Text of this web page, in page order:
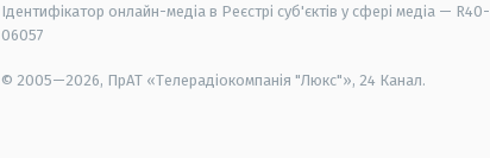
Ідентифікатор онлайн-медіа в Реєстрі суб'єктів у сфері медіа — R40-
06057
© 2005—2026, ПрАТ «Телерадіокомпанія "Люкс"», 24 Канал.